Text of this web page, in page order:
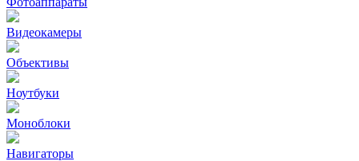
Видеокамеры
Объективы
Ноутбуки
Моноблоки
Навигаторы